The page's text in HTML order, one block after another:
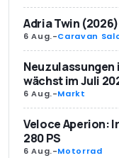
Adria Twin
6 Aug.-Caravan
wächst im Juli
6 Aug.-Markt
Veloce Aperion:
280 PS
6 Aug.-Motorrad